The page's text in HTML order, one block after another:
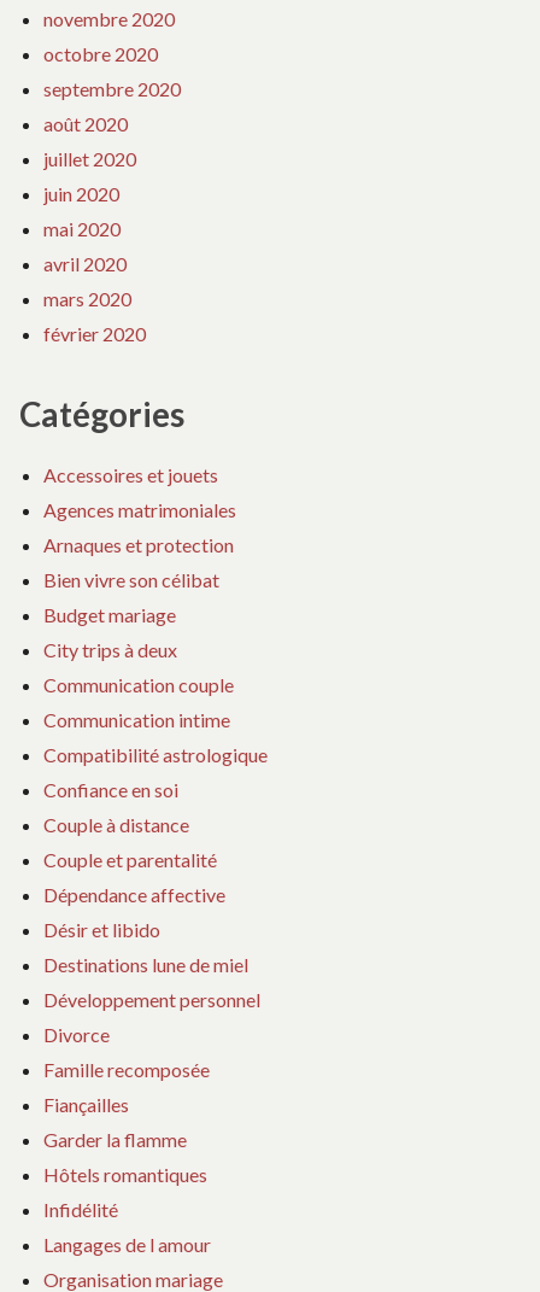
novembre 2020
octobre 2020
septembre 2020
août 2020
juillet 2020
juin 2020
mai 2020
avril 2020
mars 2020
février 2020
Catégories
Accessoires et jouets
Agences matrimoniales
Arnaques et protection
Bien vivre son célibat
Budget mariage
City trips à deux
Communication couple
Communication intime
Compatibilité astrologique
Confiance en soi
Couple à distance
Couple et parentalité
Dépendance affective
Désir et libido
Destinations lune de miel
Développement personnel
Divorce
Famille recomposée
Fiançailles
Garder la flamme
Hôtels romantiques
Infidélité
Langages de l amour
Organisation mariage